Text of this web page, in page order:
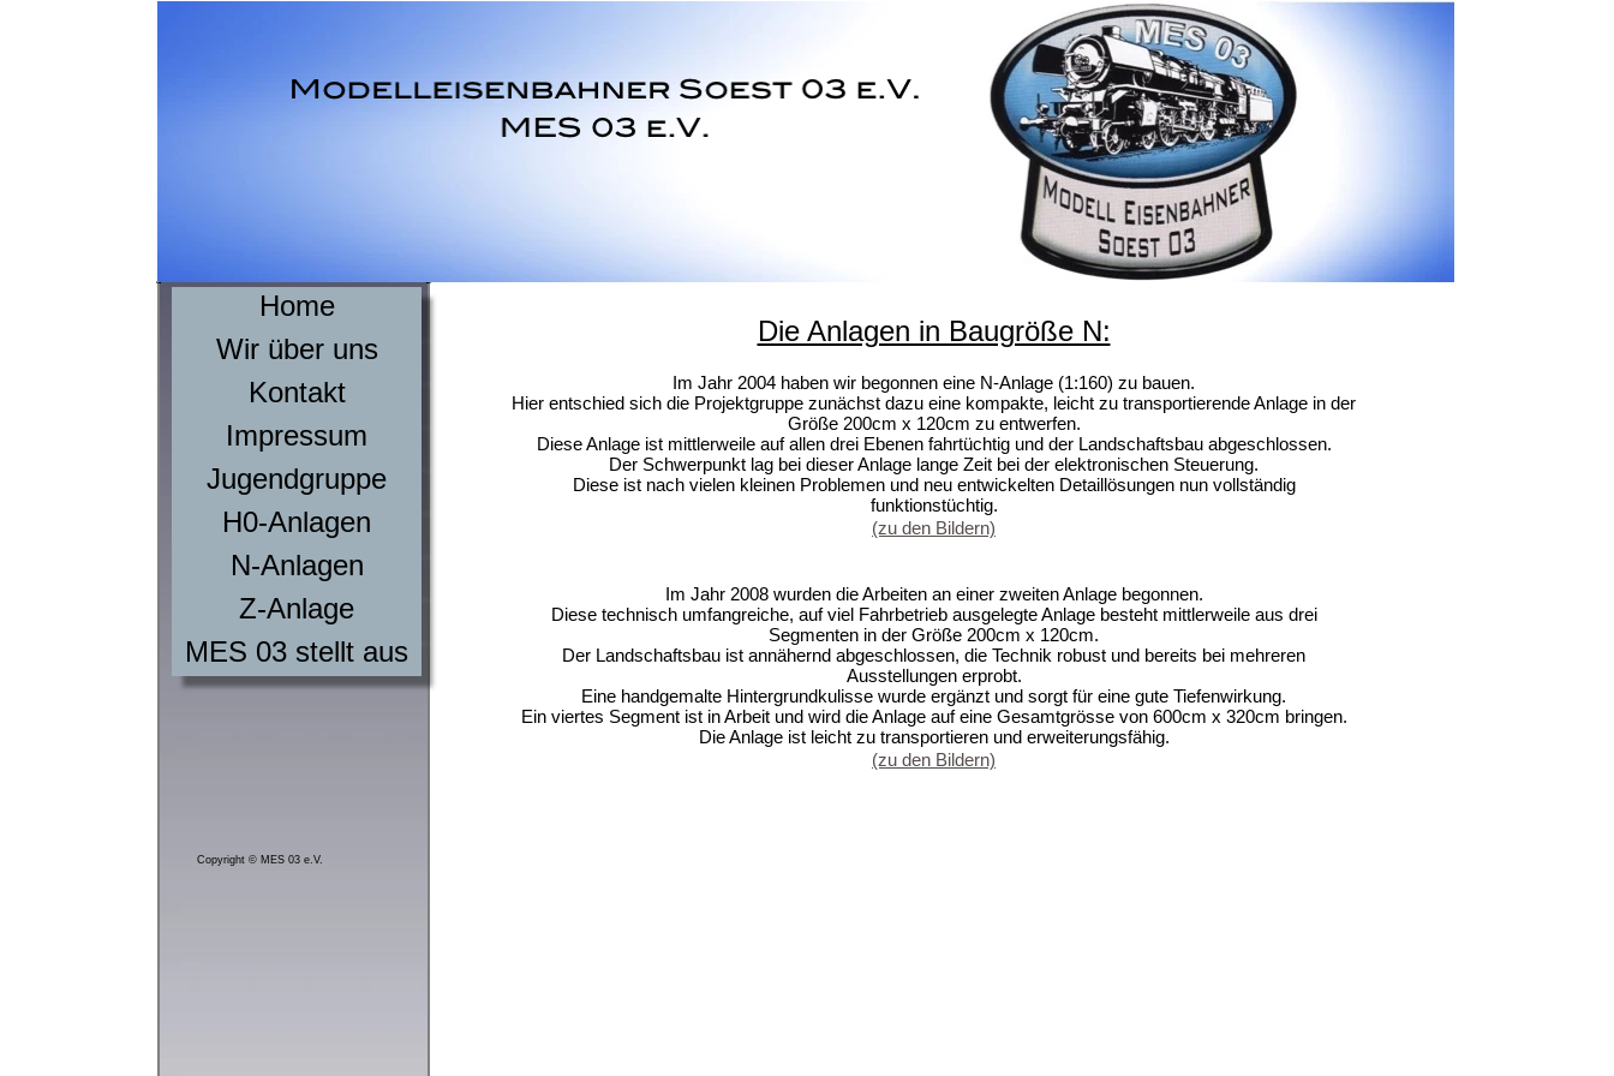
Home
Wir über uns
Kontakt
Impressum
Jugendgruppe
H0-Anlagen
N-Anlagen
Z-Anlage
MES 03 stellt aus
Copyright © MES 03 e.V.
Die Anlagen in Baugröße N:
Im Jahr 2004 haben wir begonnen eine N-Anlage (1:160) zu bauen.
Hier entschied sich die Projektgruppe zunächst dazu eine kompakte, leicht zu transportierende Anlage in der
Größe 200cm x 120cm zu entwerfen.
Diese Anlage ist mittlerweile auf allen drei Ebenen fahrtüchtig und der Landschaftsbau abgeschlossen.
Der Schwerpunkt lag bei dieser Anlage lange Zeit bei der elektronischen Steuerung.
Diese ist nach vielen kleinen Problemen und neu entwickelten Detaillösungen nun vollständig
funktionstüchtig.
(zu den Bildern)
Im Jahr 2008 wurden die Arbeiten an einer zweiten Anlage begonnen.
Diese technisch umfangreiche, auf viel Fahrbetrieb ausgelegte Anlage besteht mittlerweile aus drei
Segmenten in der Größe 200cm x 120cm.
Der Landschaftsbau ist annähernd abgeschlossen, die Technik robust und bereits bei mehreren
Ausstellungen erprobt.
Eine handgemalte Hintergrundkulisse wurde ergänzt und sorgt für eine gute Tiefenwirkung.
Ein viertes Segment ist in Arbeit und wird die Anlage auf eine Gesamtgrösse von 600cm x 320cm bringen.
Die Anlage ist leicht zu transportieren und erweiterungsfähig.
(zu den Bildern)